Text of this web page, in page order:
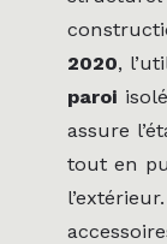
2020,
paroi
assure
tout en